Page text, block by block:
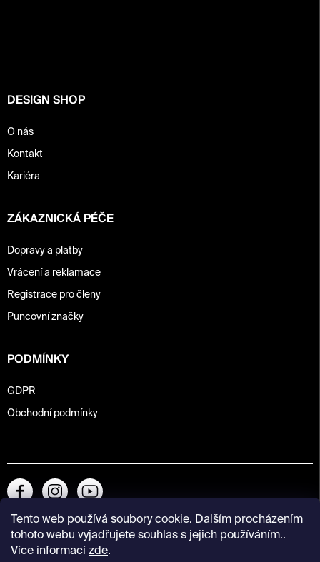
Tento web používá soubory cookie. Dalším procházením
tohoto webu vyjadřujete souhlas s jejich používáním..
Více informací zde.
DESIGN SHOP
O nás
Kontakt
Kariéra
ZÁKAZNICKÁ PÉČE
Dopravy a platby
Vrácení a reklamace
Registrace pro členy
Puncovní značky
PODMÍNKY
GDPR
Obchodní podmínky